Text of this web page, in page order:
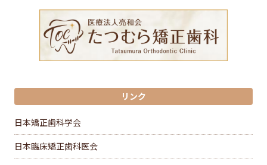
リンク
日本矯正歯科学会
日本臨床矯正歯科医会